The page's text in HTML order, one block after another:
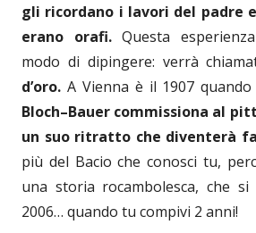
gli ricordano i lavori del padre
erano orafi.Questa
modo di dipingere: verrà
d’oro. A Vienna è il 1907 quando
Bloch–Bauer commissiona al p
un suoritratto che diventerà
più del Bacio che conosci tu,
una storia rocambolesca, che
2006… quando tu compivi 2 anni!